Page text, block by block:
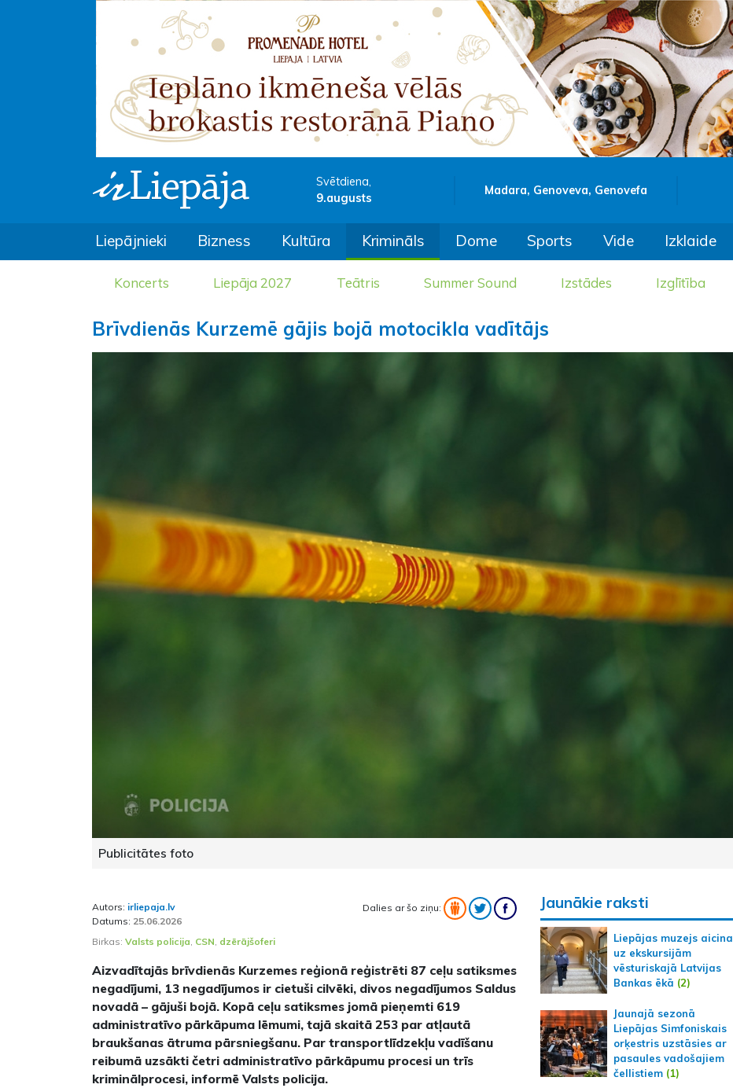
Svētdiena,
9.augusts
Madara, Genoveva, Genovefa
Liepājnieki Bizness Kultūra Krimināls Dome Sports Vide Izklaide
Koncerts Liepāja 2027 Teātris Summer Sound Izstādes Izglītība
Brīvdienās Kurzemē gājis bojā motocikla vadītājs
Publicitātes foto
Autors: irliepaja.lv
Datums: 25.06.2026
Dalies ar šo ziņu:
Birkas: Valsts policija, CSN, dzērājšoferi
Aizvadītajās brīvdienās Kurzemes reģionā reģistrēti 87 ceļu satiksmes
negadījumi, 13 negadījumos ir cietuši cilvēki, divos negadījumos Saldus
novadā – gājuši bojā. Kopā ceļu satiksmes jomā pieņemti 619
administratīvo pārkāpuma lēmumi, tajā skaitā 253 par atļautā
braukšanas ātruma pārsniegšanu. Par transportlīdzekļu vadīšanu
reibumā uzsākti četri administratīvo pārkāpumu procesi un trīs
kriminālprocesi, informē Valsts policija.
Jaunākie raksti
Liepājas muzejs aicina
uz ekskursijām
vēsturiskajā Latvijas
Bankas ēkā (2)
Jaunajā sezonā
Liepājas Simfoniskais
orķestris uzstāsies ar
pasaules vadošajiem
čellistiem(1)